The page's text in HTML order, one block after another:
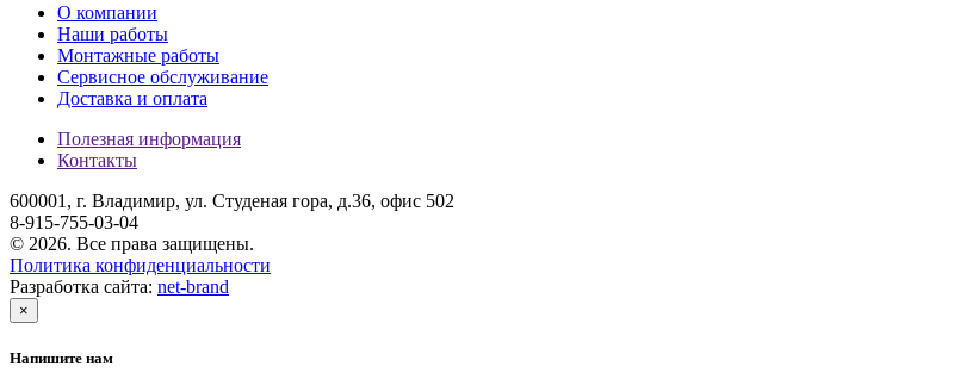
О компании
Наши работы
Монтажные работы
Сервисное обслуживание
Доставка и оплата
Полезная информация
Контакты
600001, г. Владимир, ул. Студеная гора, д.36, офис 502
8-915-755-03-04
© 2026. Все права защищены.
Политика конфиденциальности
Разработка сайта: net-brand
×
Напишите нам